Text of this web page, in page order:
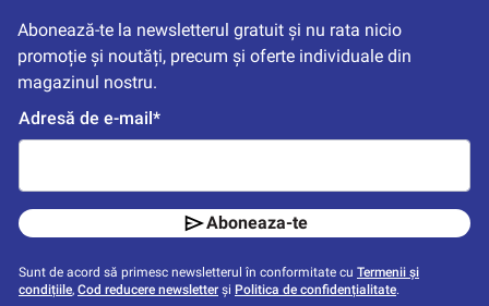
Abonează-te la newsletterul gratuit și nu rata nicio
promoție și noutăți, precum și oferte individuale din
magazinul nostru.
Adresă de e-mail*
Aboneaza-te
Sunt de acord să primesc newsletterul în conformitate cu Termenii și
condițiile, Cod reducere newsletter și Politica de confidențialitate.